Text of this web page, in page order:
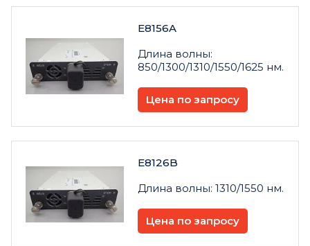
E8156A
Длина волны:
850/1300/1310/1550/1625 нм.
Цена по запросу
E8126B
Длина волны: 1310/1550 нм.
Цена по запросу